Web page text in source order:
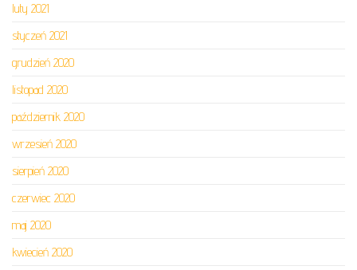
luty 2021
styczeń 2021
grudzień 2020
listopad 2020
październik 2020
wrzesień 2020
sierpień 2020
czerwiec 2020
maj 2020
kwiecień 2020